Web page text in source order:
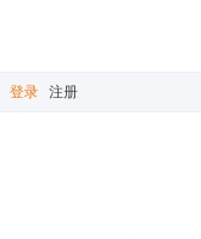
登录 注册